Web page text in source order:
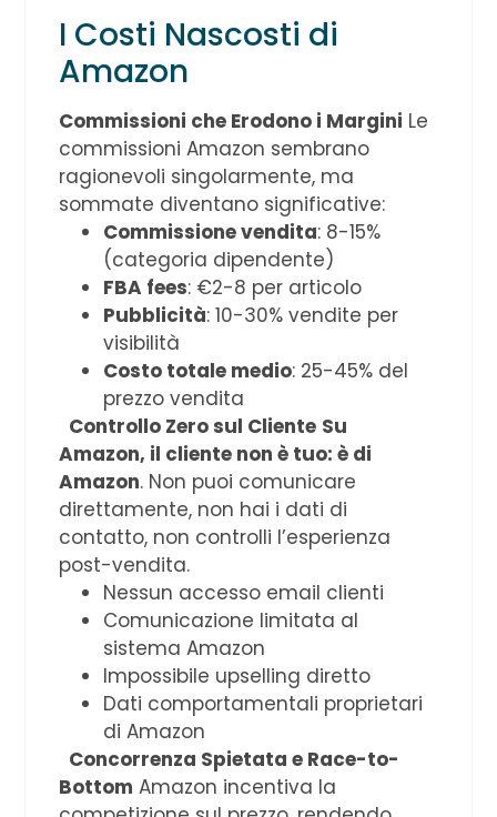
I Costi Nascosti di
Amazon
Commissioni che Erodono i Margini Le
commissioni Amazon sembrano
ragionevoli singolarmente, ma
sommate diventano significative:
Commissione vendita: 8-15%
(categoria dipendente)
FBA fees: €2-8 per articolo
Pubblicità: 10-30% vendite per
visibilità
Costo totale medio: 25-45% del
prezzo vendita
Controllo Zero sul Cliente Su
Amazon, il cliente non è tuo: è di
Amazon. Non puoi comunicare
direttamente, non hai i dati di
contatto, non controlli l’esperienza
post-vendita.
Nessun accesso email clienti
Comunicazione limitata al
sistema Amazon
Impossibile upselling diretto
Dati comportamentali proprietari
di Amazon
Concorrenza Spietata e Race-to-
Bottom Amazon incentiva la